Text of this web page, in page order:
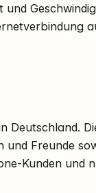
Deutschland.
Freunde
Kunden und